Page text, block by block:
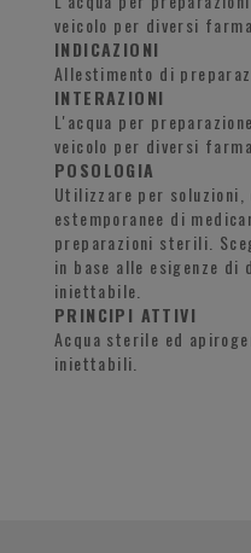
veicolo per diversi
INDICAZIONI
Allestimento di
INTERAZIONI
L'acqua per
veicolo per diversi
POSOLOGIA
Utilizzare per soluzioni,
estemporanee di
preparazioni sterili.
in base alle esigenze di
iniettabile.
PRINCIPI ATTIVI
Acqua sterile ed
iniettabili.